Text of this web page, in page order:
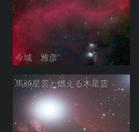
今城 雅彦
馬頭星雲と燃える木星雲